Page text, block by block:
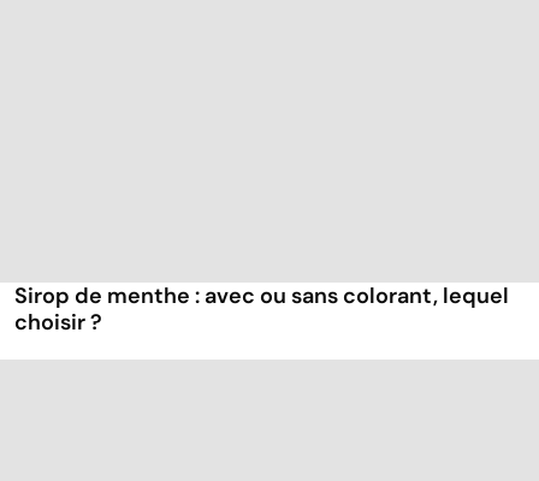
Sirop de menthe : avec ou sans colorant, lequel
choisir ?